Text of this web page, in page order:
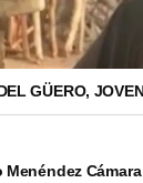
GÜERO,
Menéndez Cámara